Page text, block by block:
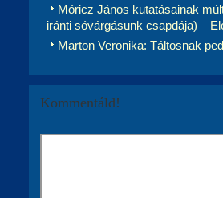
Móricz János kutatásainak
iránti sóvárgásunk csapdája) –
Marton Veronika: Táltosnak
Kommentáld!